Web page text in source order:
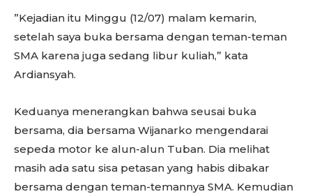
”Kejadian itu Minggu (12/07) malam kemarin,
setelah saya buka bersama dengan teman-teman
SMA karena juga sedang libur kuliah,” kata
Ardiansyah.
Keduanya menerangkan bahwa seusai buka
bersama, dia bersama Wijanarko mengendarai
sepeda motor ke alun-alun Tuban. Dia melihat
masih ada satu sisa petasan yang habis dibakar
bersama dengan teman-temannya SMA. Kemudian